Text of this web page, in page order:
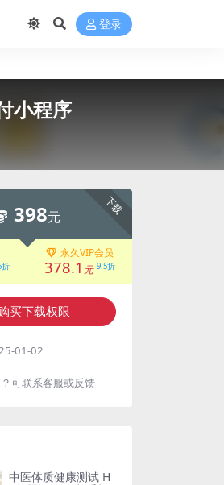
登录
小程序
下载
398元
折
永久VIP会员
378.1 元 9.5折
买下载权限
01-02
可联系客服或反馈
中医体质健康测试 H